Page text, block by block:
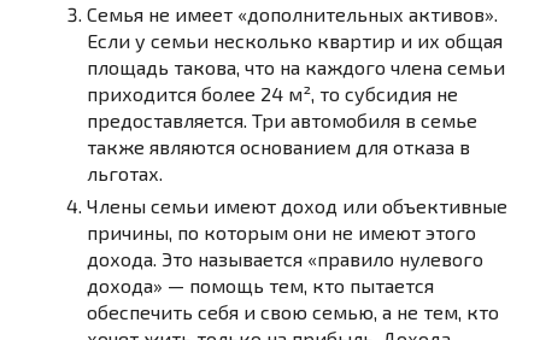
Семья не имеет «дополнительных активов».
Если у семьи несколько квартир и их общая
площадь такова, что на каждого члена семьи
приходится более 24 м², то субсидия не
предоставляется. Три автомобиля в семье
также являются основанием для отказа в
льготах.
Члены семьи имеют доход или объективные
причины, по которым они не имеют этого
дохода. Это называется «правило нулевого
дохода» — помощь тем, кто пытается
обеспечить себя и свою семью, а не тем, кто